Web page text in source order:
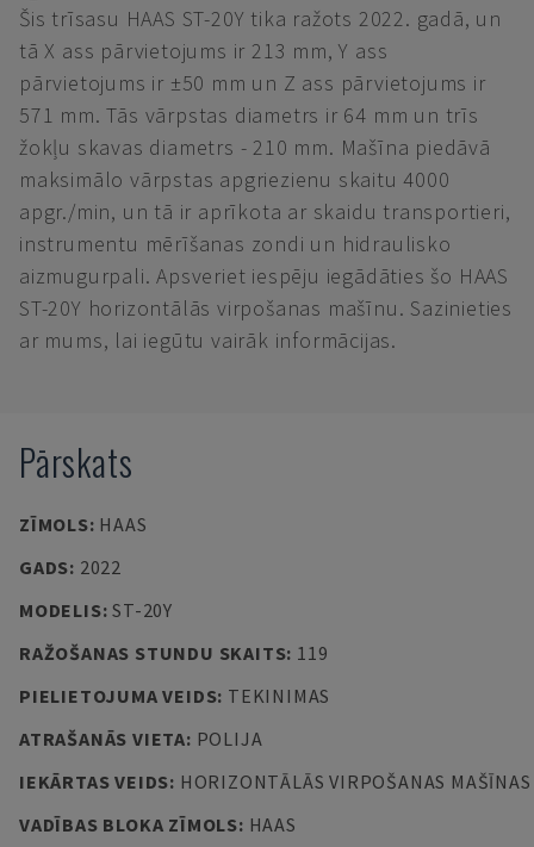
Šis trīsasu HAAS ST-20Y tika ražots 2022. gadā, un
tā X ass pārvietojums ir 213 mm, Y ass
pārvietojums ir ±50 mm un Z ass pārvietojums ir
571 mm. Tās vārpstas diametrs ir 64 mm un trīs
žokļu skavas diametrs - 210 mm. Mašīna piedāvā
maksimālo vārpstas apgriezienu skaitu 4000
apgr./min, un tā ir aprīkota ar skaidu transportieri,
instrumentu mērīšanas zondi un hidraulisko
aizmugurpali. Apsveriet iespēju iegādāties šo HAAS
ST-20Y horizontālās virpošanas mašīnu. Sazinieties
ar mums, lai iegūtu vairāk informācijas.
Pārskats
ZĪMOLS: HAAS
GADS: 2022
MODELIS:ST-20Y
RAŽOŠANAS STUNDU SKAITS: 119
PIELIETOJUMA VEIDS: TEKINIMAS
ATRAŠANĀS VIETA: POLIJA
IEKĀRTAS VEIDS: HORIZONTĀLĀS VIRPOŠANAS MAŠĪNAS
VADĪBAS BLOKA ZĪMOLS: HAAS